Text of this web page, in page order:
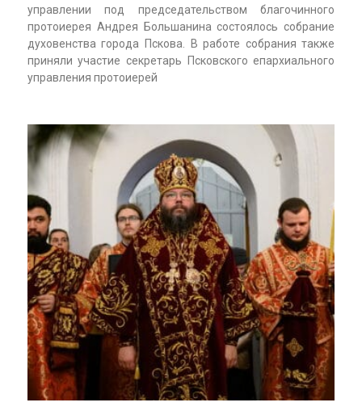
управлении под председательством благочинного
протоиерея Андрея Большанина состоялось собрание
духовенства города Пскова. В работе собрания также
приняли участие секретарь Псковского епархиального
управления протоиерей